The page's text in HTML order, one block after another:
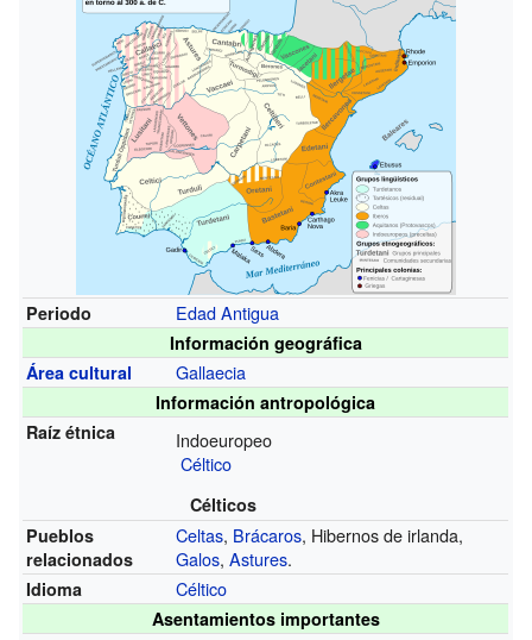
Periodo Edad Antigua
Información geográfica
Área cultural
Gallaecia
Información antropológica
Raíz étnica
Indoeuropeo
Céltico
Célticos
Pueblos
relacionados
Celtas, Brácaros, Hibernos de irlanda,
Galos,Astures.
Idioma Céltico
Asentamientos importantes